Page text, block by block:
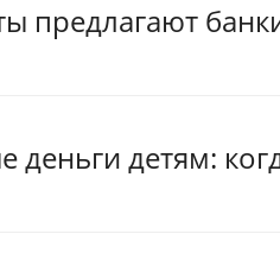
предлагают
деньги детям: